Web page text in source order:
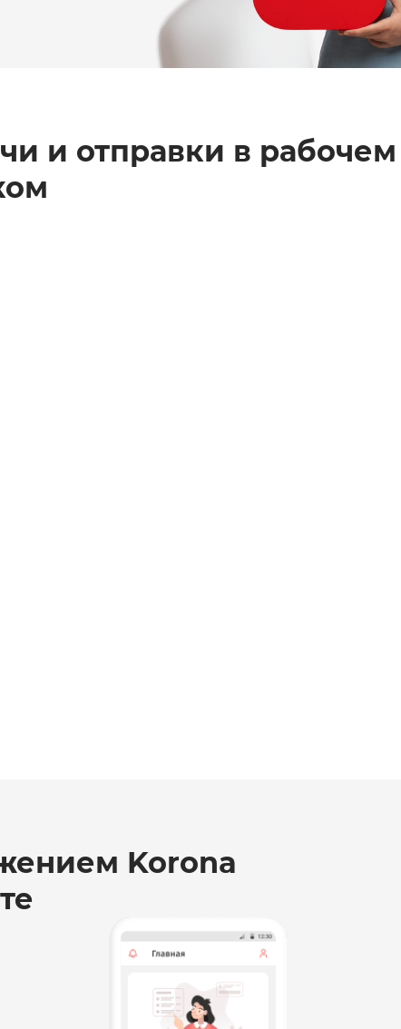
и отправки в
Korona